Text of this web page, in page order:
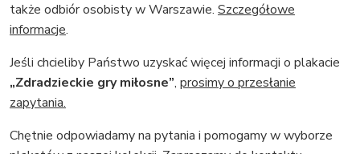
także odbiór osobisty w Warszawie. Szczegółowe
informacje.
Jeśli chcieliby Państwo uzyskać więcej informacji o plakacie
„Zdradzieckie gry miłosne”, prosimy o przesłanie
zapytania.
Chętnie odpowiadamy na pytania i pomogamy w wyborze